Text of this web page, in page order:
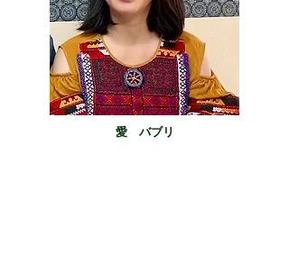
愛 バブリ